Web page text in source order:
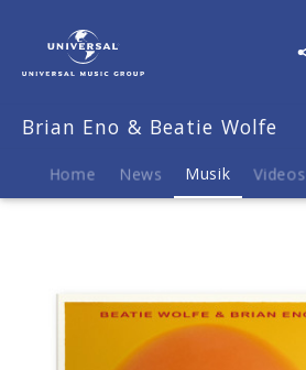
Beatie
Luminal
Brian Eno & Beatie Wolfe
Home News Musik Videos